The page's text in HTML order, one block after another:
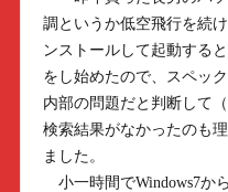
調というか低空飛行を続
ンストールして起動する
をし始めたので、スペッ
内部の問題だと判断して
検索結果がなかったのも
ました。
小一時間でWindows7か